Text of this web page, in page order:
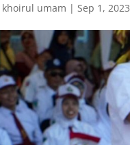
khoirul umam |Sep 1, 2023